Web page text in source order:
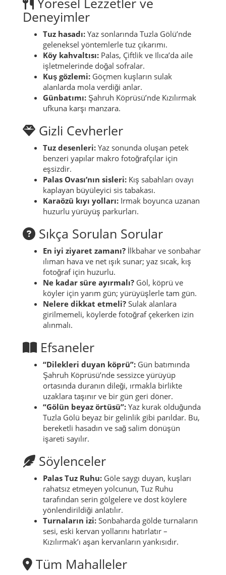
Deneyimler
Tuz hasadı: Yaz sonlarında Tuzla Gölü’nde
geleneksel yöntemlerle tuz çıkarımı.
Köy kahvaltısı: Palas, Çiftlik ve Ilıca’da aile
işletmelerinde doğal sofralar.
Kuş gözlemi: Göçmen kuşların sulak
alanlarda mola verdiği anlar.
Günbatımı: Şahruh Köprüsü’nde Kızılırmak
ufkuna karşı manzara.
Gizli Cevherler
Tuz desenleri: Yaz sonunda oluşan petek
benzeri yapılar makro fotoğrafçılar için
eşsizdir.
Palas Ovası’nın sisleri: Kış sabahları ovayı
kaplayan büyüleyici sis tabakası.
Karaözü kıyı yolları: Irmak boyunca uzanan
huzurlu yürüyüş parkurları.
Sıkça Sorulan Sorular
En iyi ziyaret zamanı? İlkbahar ve sonbahar
ılıman hava ve net ışık sunar; yaz sıcak, kış
fotoğraf için huzurlu.
Ne kadar süre ayırmalı? Göl, köprü ve
köyler için yarım gün; yürüyüşlerle tam gün.
Nelere dikkat etmeli? Sulak alanlara
girilmemeli, köylerde fotoğraf çekerken izin
alınmalı.
Efsaneler
“Dilekleri duyan köprü”: Gün batımında
Şahruh Köprüsü’nde sessizce yürüyüp
ortasında duranın dileği, ırmakla birlikte
uzaklara taşınır ve bir gün geri döner.
“Gölün beyaz örtüsü”: Yaz kurak olduğunda
Tuzla Gölü beyaz bir gelinlik gibi parıldar. Bu,
bereketli hasadın ve sağ salim dönüşün
işareti sayılır.
Söylenceler
Palas Tuz Ruhu: Göle saygı duyan, kuşları
rahatsız etmeyen yolcunun, Tuz Ruhu
tarafından serin gölgelere ve dost köylere
yönlendirildiği anlatılır.
Turnaların izi: Sonbaharda gölde turnaların
sesi, eski kervan yollarını hatırlatır –
Kızılırmak’ı aşan kervanların yankısıdır.
Tüm Mahalleler